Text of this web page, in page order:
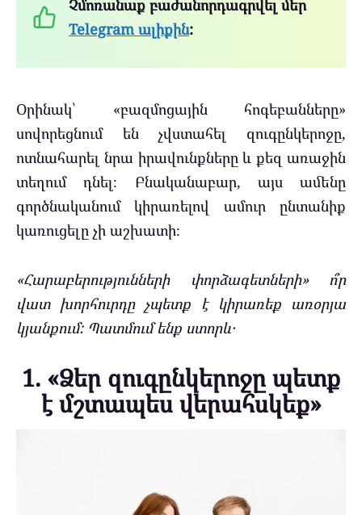
Չմոռանաք բաժանորդագրվել մեր
Telegram ալիքին:
Օրինակ՝ «բազմոցային հոգեբանները»
սովորեցնում են չվստահել զուգընկերոջը,
ոտնահարել նրա իրավունքները և քեզ առաջին
տեղում դնել։ Բնականաբար, այս ամենը
գործնականում կիրառելով ամուր ընտանիք
կառուցելը չի ​​աշխատի։
«Հարաբերությունների փորձագետների» ո՞ր
վատ խորհուրդը չպետք է կիրառեք առօրյա
կյանքում: Պատմում ենք ստորև․
1. «Ձեր զուգընկերոջը պետք
է մշտապես վերահսկեք»